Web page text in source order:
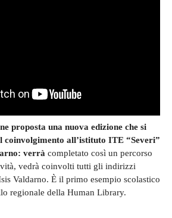
proposta una nuova edizione che si
coinvolgimento all’istituto ITE “Severi”
verrà completato così un percorso
vedrà coinvolti tutti gli indirizzi
Valdarno. È il primo esempio scolastico
regionale della Human Library.